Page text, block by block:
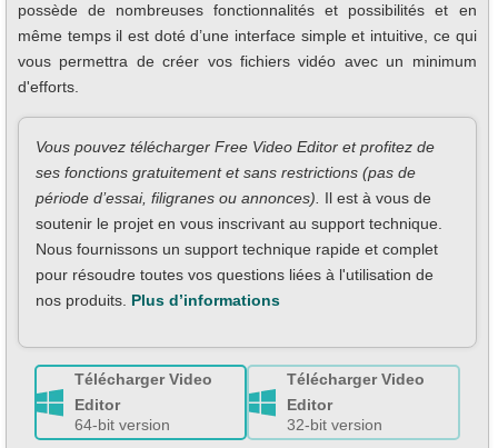
possède de nombreuses fonctionnalités et possibilités et en
même temps il est doté d’une interface simple et intuitive, ce qui
vous permettra de créer vos fichiers vidéo avec un minimum
d'efforts.
Vous pouvez télécharger Free Video Editor et profitez de
ses fonctions gratuitement et sans restrictions (pas de
période d’essai, filigranes ou annonces).
Il est à vous de
soutenir le projet en vous inscrivant au support technique.
Nous fournissons un support technique rapide et complet
pour résoudre toutes vos questions liées à l'utilisation de
nos produits. Plus d’informations
Télécharger Video
Editor
64-bit version
Télécharger Video
Editor
32-bit version